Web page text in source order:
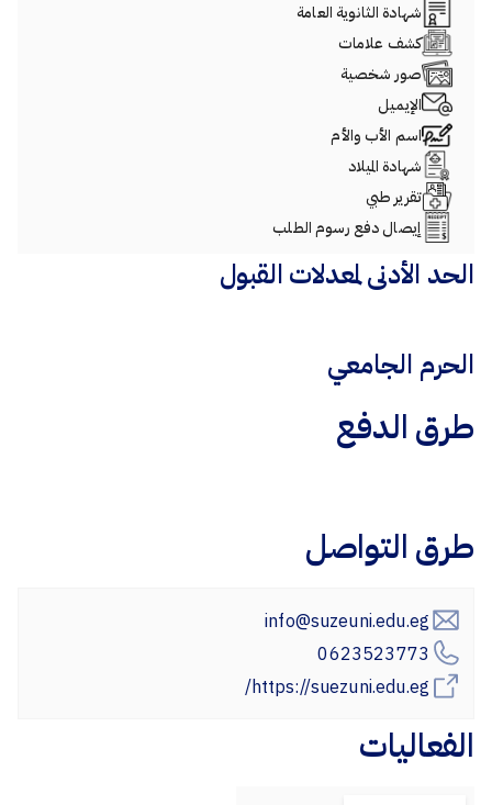
شهادة الثانوية العامة
كشف علامات
صور شخصية
الإيميل
اسم الأب والأم
شهادة الميلاد
تقرير طبي
إيصال دفع رسوم الطلب
الحد الأدنى لمعدلات القبول
الحرم الجامعي
طرق الدفع
طرق التواصل
info@suzeuni.edu.eg
0623523773
https://suezuni.edu.eg/
الفعاليات